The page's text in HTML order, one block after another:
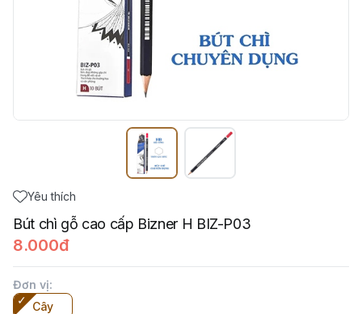
Yêu thích
Bút chì gỗ cao cấp Bizner H BIZ-P03
8.000đ
Đơn vị:
Cây